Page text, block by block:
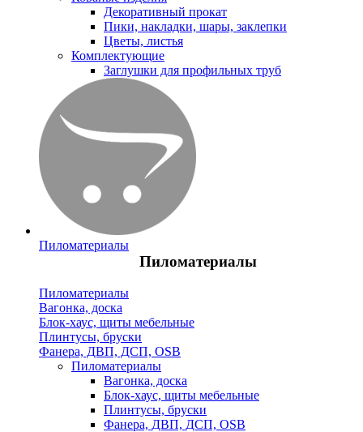
Декоративный прокат
Пики, накладки, шары, заклепки
Цветы, листья
Комплектующие
Заглушки для профильных труб
Пиломатериалы
Пиломатериалы
Пиломатериалы
Вагонка, доска
Блок-хаус, щиты мебельные
Плинтусы, бруски
Фанера, ДВП, ДСП, OSB
Пиломатериалы
Вагонка, доска
Блок-хаус, щиты мебельные
Плинтусы, бруски
Фанера, ДВП, ДСП, OSB